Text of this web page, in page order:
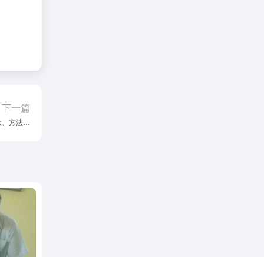
下一篇
、方法…